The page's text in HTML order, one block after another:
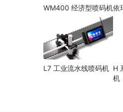
WM400 经济型喷码机依
L7 工业流水线喷码机 H
机